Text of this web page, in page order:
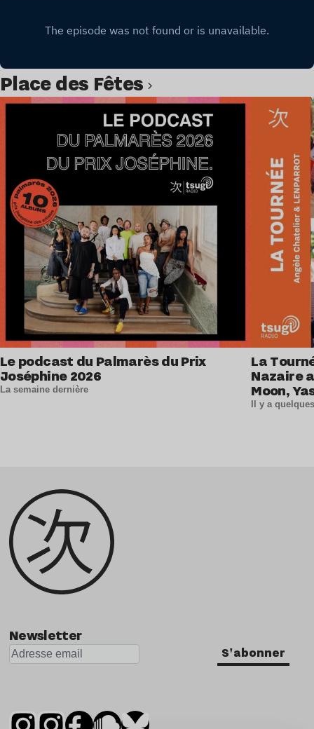
Place des Fêtes
Le podcast du Palmarès du Prix
Joséphine 2026
La semaine dernière
La
Nazaire
Moon,
et La
Il y a
Lire l’article
Newsletter
S'abonner